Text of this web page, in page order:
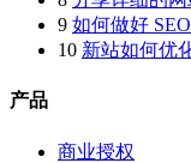
9 如何做好
10 新站如何优
产品
商业授权